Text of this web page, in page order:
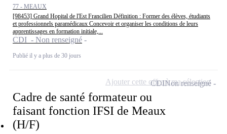
77 - MEAUX
[98453] Grand Hopital de l'Est Francilien Définition : Former des élèves, étudiants
et professionnels paramédicaux Concevoir et organiser les conditions de leurs
apprentissages en formation initiale,...
CDI - Non renseigné
Publié il y a plus de 30 jours
Cadre de santé formateur ou
faisant fonction IFSI de Meaux
(H/F)
CDINon renseigné
Ajouter cette offre à ma sélection